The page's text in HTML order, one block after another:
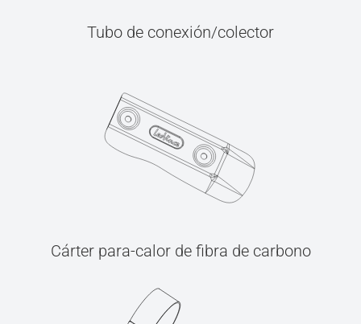
Tubo de conexión/colector
Cárter para-calor de fibra de carbono